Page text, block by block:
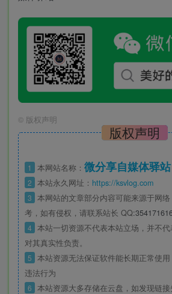
© 版权声明
版权声明
1 本网站名称： 微分享自媒体驿站
2 本站永久网址： https://ksvlog.com
3 本网站的文章部分内容可能来源于网
考，如有侵权，请联系站长 QQ
4 本站一切资源不代表本站立场，并不
对其真实性负责。
5 本站资源无法保证软件能长期正常使
违法行为
6 本站资源大多存储在云盘，如发现链